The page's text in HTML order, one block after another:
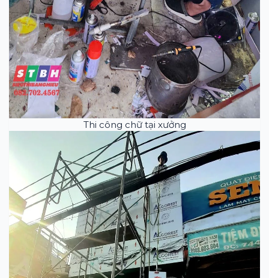
Thi công chữ tại xưởng